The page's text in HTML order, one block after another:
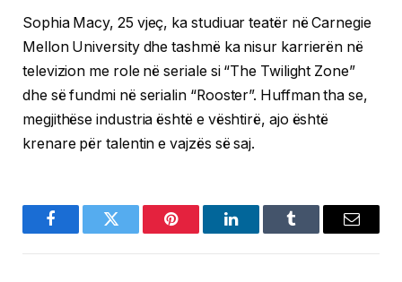
Sophia Macy, 25 vjeç, ka studiuar teatër në Carnegie
Mellon University dhe tashmë ka nisur karrierën në
televizion me role në seriale si “The Twilight Zone”
dhe së fundmi në serialin “Rooster”. Huffman tha se,
megjithëse industria është e vështirë, ajo është
krenare për talentin e vajzës së saj.
FacebookTwitter Pinterest LinkedInTumblr Email